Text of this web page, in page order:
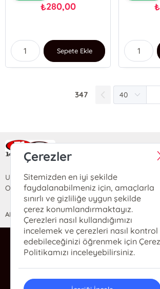
₺280,00
Sepete Ekle
₺
347
Ra Yayın Kitabevi
Uzun Sokak Saray Çarşısı Lara Sineması
Ortahisar/TRABZON
ANASAYFA YARDIM İLETİŞİM
ra@rakitap.com
0(462) 326 49 71
Çerezler
Sitemizden en iyi şekilde
faydalanabilmeniz için, amaçlarla
sınırlı ve gizliliğe uygun şekilde
çerez konumlandırmaktayız.
Çerezleri nasıl kullandığımızı
incelemek ve çerezleri nasıl kontrol
edebileceğinizi öğrenmek için Çerez
Politikamızı inceleyebilirsiniz.